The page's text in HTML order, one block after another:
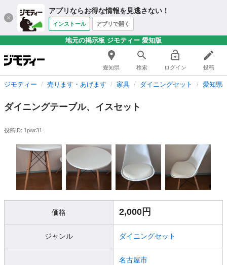
アプリならお得な情報を見逃さない！
インストール アプリで開く
地元の掲示板 ジモティー 愛知版
愛知県 検索 ログイン 投稿
ジモティー 売ります・あげます 家具 ダイニングセット 愛知県
ダイニングテーブル、イスセット
投稿ID: 1pwr31
価格 2,000円
ジャンル ダイニングセット
名古屋市